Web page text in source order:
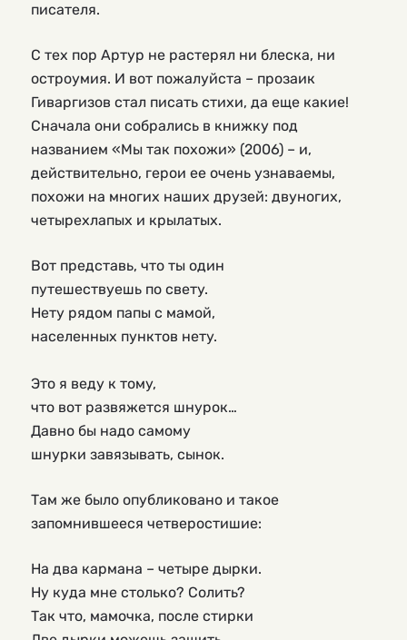
писателя.
С тех пор Артур не растерял ни блеска, ни
остроумия. И вот пожалуйста – прозаик
Гиваргизов стал писать стихи, да еще какие!
Сначала они собрались в книжку под
названием «Мы так похожи» (2006) – и,
действительно, герои ее очень узнаваемы,
похожи на многих наших друзей: двуногих,
четырехлапых и крылатых.
Вот представь, что ты один
путешествуешь по свету.
Нету рядом папы с мамой,
населенных пунктов нету.
Это я веду к тому,
что вот развяжется шнурок…
Давно бы надо самому
шнурки завязывать, сынок.
Там же было опубликовано и такое
запомнившееся четверостишие:
На два кармана – четыре дырки.
Ну куда мне столько? Солить?
Так что, мамочка, после стирки